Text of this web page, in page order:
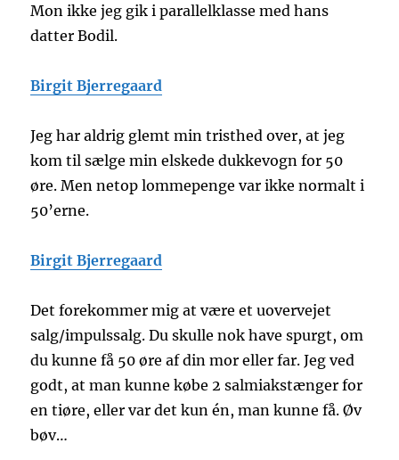
Mon ikke jeg gik i parallelklasse med hans
datter Bodil.
Birgit Bjerregaard
Jeg har aldrig glemt min tristhed over, at jeg
kom til sælge min elskede dukkevogn for 50
øre. Men netop lommepenge var ikke normalt i
50’erne.
Birgit Bjerregaard
Det forekommer mig at være et uovervejet
salg/impulssalg. Du skulle nok have spurgt, om
du kunne få 50 øre af din mor eller far. Jeg ved
godt, at man kunne købe 2 salmiakstænger for
en tiøre, eller var det kun én, man kunne få. Øv
bøv…